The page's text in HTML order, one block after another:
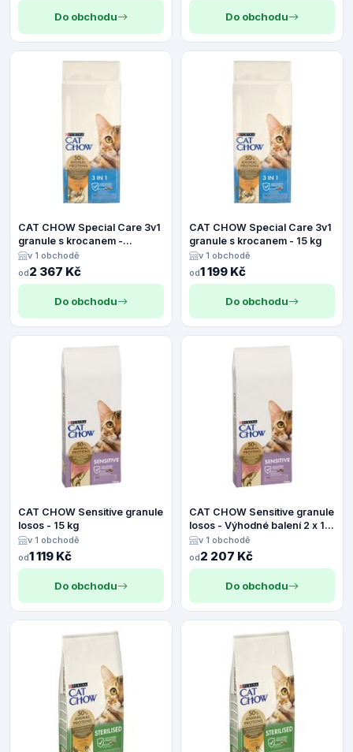
Do obchodu Do obchodu
CAT CHOW Special Care 3v1
granule s krocanem -
Výhodné balení 2 x 15 kg
v 1 obchodě
od2 367 Kč
Do obchodu
CAT CHOW Special Care 3v1
granule s krocanem - 15 kg
v 1 obchodě
od1 199 Kč
Do obchodu
CAT CHOW Sensitive granule
losos - 15 kg
v 1 obchodě
od1 119 Kč
Do obchodu
CAT CHOW Sensitive granule
losos - Výhodné balení 2 x 15
kgv 1 obchodě
od2 207 Kč
Do obchodu